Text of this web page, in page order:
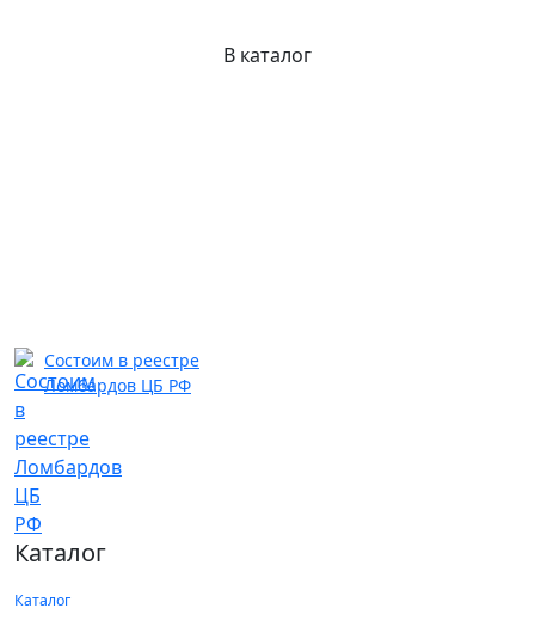
В каталог
Состоим в реестре
Ломбардов ЦБ РФ
Каталог
Каталог